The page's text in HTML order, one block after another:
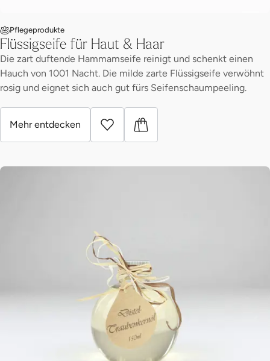
Pflegeprodukte
Flüssigseife für Haut & Haar
Die zart duftende Hammamseife reinigt und schenkt einen
Hauch von 1001 Nacht. Die milde zarte Flüssigseife verwöhnt
rosig und eignet sich auch gut fürs Seifenschaumpeeling.
Mehr entdecken